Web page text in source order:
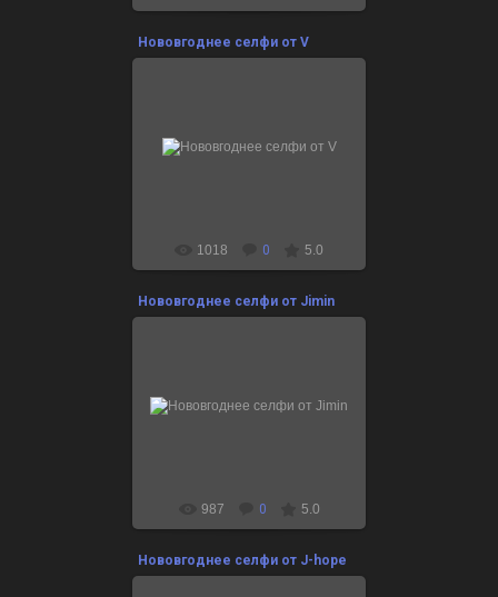
Нововгоднее селфи от V
Поздравляшки здесь:
1018 0 5.0
Нововгоднее селфи от Jimin
Поздравляшки здесь:
987 0 5.0
Нововгоднее селфи от J-hope